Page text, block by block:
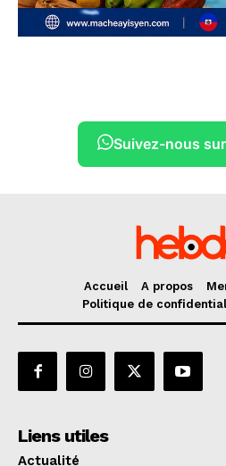
Suivez-nous
Accueil A propos
Politique de
Liens utiles
Actualité